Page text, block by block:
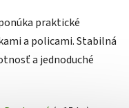
praktické
a policami. Stabilná
a jednoduché